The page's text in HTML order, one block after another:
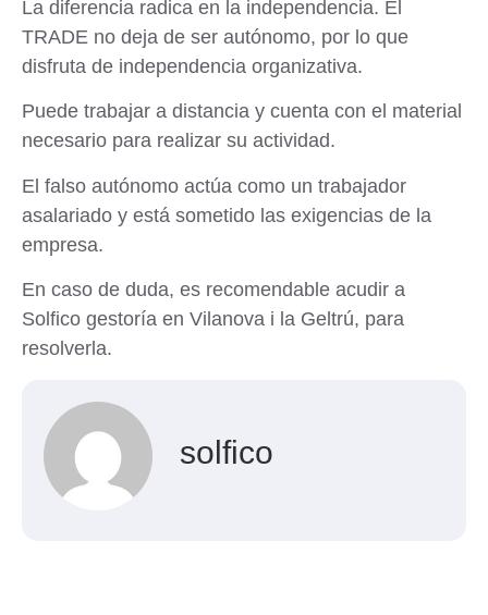
La diferencia radica en la independencia. El
TRADE no deja de ser autónomo, por lo que
disfruta de independencia organizativa.
Puede trabajar a distancia y cuenta con el material
necesario para realizar su actividad.
El falso autónomo actúa como un trabajador
asalariado y está sometido las exigencias de la
empresa.
En caso de duda, es recomendable acudir a
Solfico gestoría en Vilanova i la Geltrú, para
resolverla.
solfico